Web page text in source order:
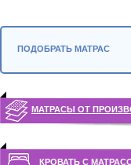
ПОДОБРАТЬ МАТРАС
МАТРАСЫ ОТ
КРОВАТЬ С